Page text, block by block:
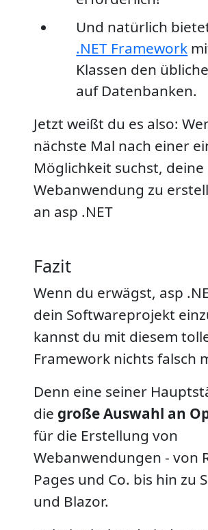
Und natürlich
.NET Framework
Klassen den
auf Datenbanken.
Jetzt weißt du es also:
nächste Mal nach einer
Möglichkeit suchst, deine
Webanwendung zu
an asp .NET
Fazit
Wenn du erwägst, asp
dein Softwareprojekt
kannst du mit diesem
Framework nichts falsch
Denn eine seiner
die große Auswahl an
für die Erstellung von
Webanwendungen - von
Pages und Co. bis hin zu
und Blazor.